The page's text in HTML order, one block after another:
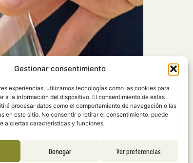
Gestionar consentimiento
experiencias, utilizamos tecnologías como las cookies para
a la información del dispositivo. El consentimiento de estas
procesar datos como el comportamiento de navegación o las
en este sitio. No consentir o retirar el consentimiento, puede
a ciertas características y funciones.
Denegar Ver preferencias